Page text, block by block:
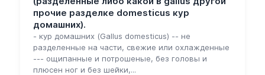
прочие разделке domesticus кур
домашних).
- кур домашних (Gallus domesticus) -- не
разделенные на части, свежие или охлажденные
--- ощипанные и потрошеные, без головы и
плюсен ног и без шейки,...